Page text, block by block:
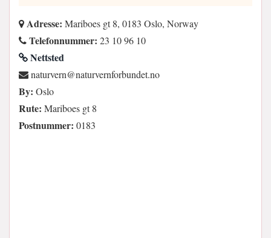
Adresse: Mariboes gt 8, 0183 Oslo, Norway
Telefonnummer: 23 10 96 10
Nettsted
on.tednubrofnrevrutan@nrevrutan
By: Oslo
Rute: Mariboes gt 8
Postnummer: 0183